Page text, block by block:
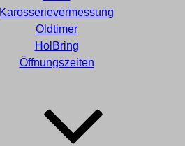
Karosserievermessung
Oldtimer
HolBring
Öffnungszeiten